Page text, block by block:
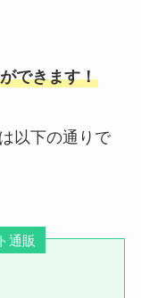
できます！
以下の通りで
通販